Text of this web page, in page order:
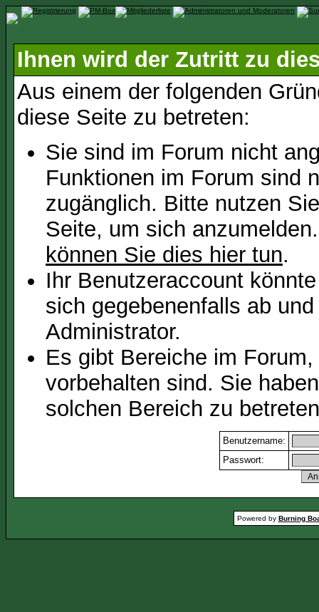
Ihnen wird der Zutritt zu
Aus einem der folgenden
diese Seite zu betreten:
Sie sind im Forum nicht
Funktionen im Forum sind
zugänglich. Bitte nutzen
Seite, um sich
können Sie dies hier tun.
Ihr Benutzeraccount
sich gegebenenfalls ab
Administrator.
Es gibt Bereiche im
vorbehalten sind. Sie
solchen Bereich zu
Benutzername:
Passwort:
Powered by Burning